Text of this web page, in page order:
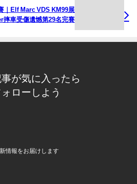
｜Elf Marc VDS KM99展
摔車受傷遺憾第29名完賽
が気に入ったら
ォローしよう
情報をお届けします